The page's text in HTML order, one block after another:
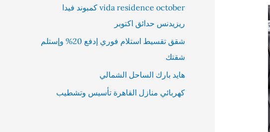
vida residence october كمبوند فيدا
ريزيدنس حدائق اكتوبر
شقق تقسيط استلام فوري إدفع 20% وإستلم
شقتك
هايد بارك الساحل الشمالي
كهربائي منازل القاهرة تأسيس وتشطيب